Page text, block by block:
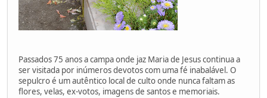
Passados 75 anos a campa onde jaz Maria de Jesus continua a
ser visitada por inúmeros devotos com uma fé inabalável. O
sepulcro é um autêntico local de culto onde nunca faltam as
flores, velas, ex-votos, imagens de santos e memoriais.